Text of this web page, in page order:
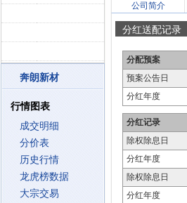
奔朗新材
行情图表
成交明细
分价表
历史行情
龙虎榜数据
大宗交易
公司简介
分红送配记录
分配预案
预案公告日
分红年度
分红记录
除权除息日
分红年度
除权除息日
分红年度